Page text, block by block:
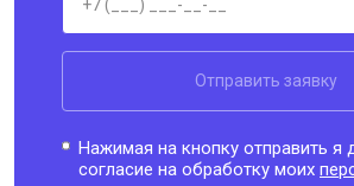
Отправить заявку
Нажимая на кнопку отправить я
согласие на обработку моих